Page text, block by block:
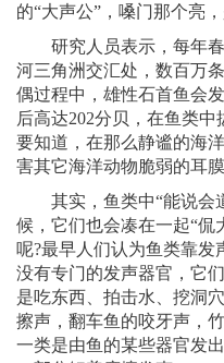
的“大声公”，嗓门那个亮
研究人员表示，每年春
河三角洲交汇处，数百万
偶过程中，雄性石首鱼会
后高达202分贝，在鱼类中
要知道，在那么静谧的海
害其它海洋动物脆弱的耳膜
其实，鱼类中“能说会
候，它们也会凑在一起“侃
呢?最早人们认为鱼类靠
没有专门的发声器官，它
是吃东西、拍击水、挖洞
擦声，翻车鱼的咬牙声，
一类是由鱼的某些器官发